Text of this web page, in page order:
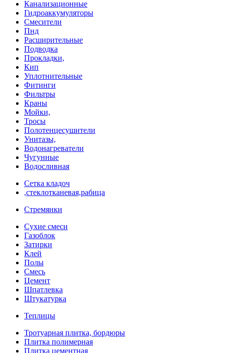
Канализационные
Гидроаккумуляторы
Смесители
Пнд
Расширительные
Подводка
Прокладки,
Кип
Уплотнительные
Фитинги
Фильтры
Краны
Мойки,
Тросы
Полотенцесушители
Унитазы,
Водонагреватели
Чугунные
Водосливная
Сетка кладоч
,стеклотканевая,рабица
Стремянки
Сухие смеси
Газоблок
Затирки
Клей
Полы
Смесь
Цемент
Шпатлевка
Штукатурка
Теплицы
Тротуарная плитка, бордюры
Плитка полимерная
Плитка цементная